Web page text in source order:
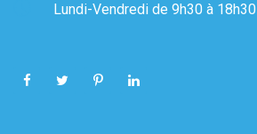
Lundi-Vendredi de 9h30 à 18h30